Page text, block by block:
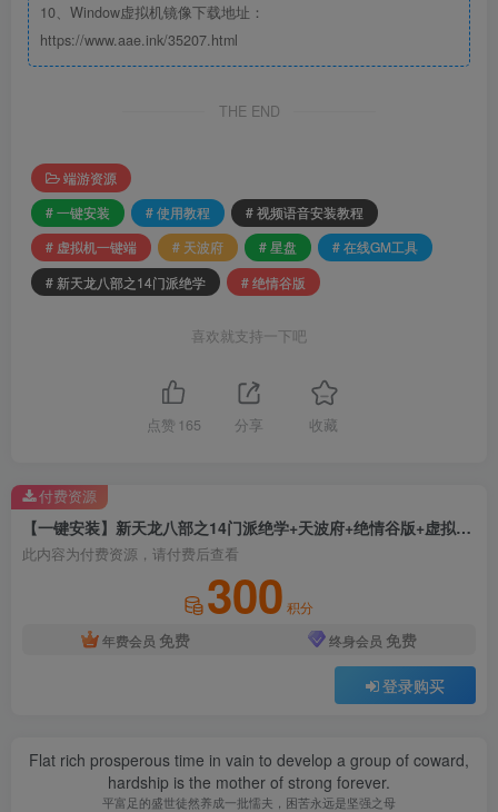
10、Window虚拟机镜像下载地址：
https://www.aae.ink/35207.html
THE END
端游资源
# 一键安装
# 使用教程
# 视频语音安装教程
# 虚拟机一键端
# 天波府 # 星盘
# 在线GM工具
# 新天龙八部之14门派绝学
# 绝情谷版
喜欢就支持一下吧
点赞 165 分享 收藏
【一键安装】新天龙八部之14门派绝学+天波府+绝情谷版+虚拟机一键端+星盘+在线GM工具+使用教程+视频语音安装教程
此内容为付费资源，请付费后查看
300 积分
年费会员 免费 终身会员 免费
登录购买
付费资源
Flat rich prosperous time in vain to develop a group of coward,
hardship is the mother of strong forever.
平富足的盛世徒然养成一批懦夫，困苦永远是坚强之母